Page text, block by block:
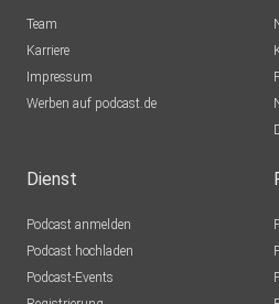
Team
Karriere
Impressum
Werben auf podcast.de
Dienst
Podcast anmelden
Podcast hochladen
Podcast-Events